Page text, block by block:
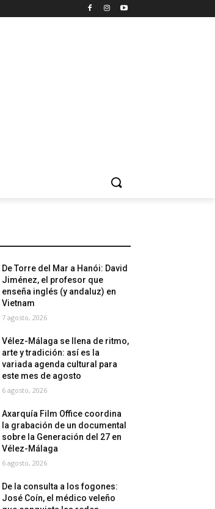
De Torre del Mar a Hanói: David
Jiménez, el profesor que
enseña inglés (y andaluz) en
Vietnam
7 agosto, 2026
Vélez-Málaga se llena de ritmo,
arte y tradición: así es la
variada agenda cultural para
este mes de agosto
6 agosto, 2026
Axarquía Film Office coordina
la grabación de un documental
sobre la Generación del 27 en
Vélez-Málaga
6 agosto, 2026
De la consulta a los fogones:
José Coín, el médico veleño